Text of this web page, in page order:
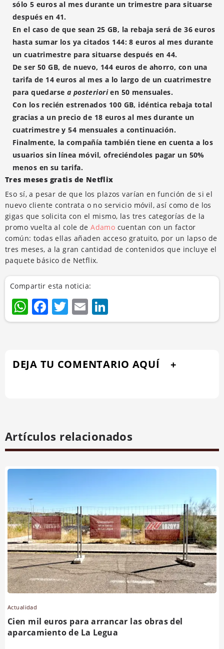
sólo 5 euros al mes durante un trimestre para situarse
después en 41.
En el caso de que sean 25 GB, la rebaja será de 36 euros
hasta sumar los ya citados 144: 8 euros al mes durante
un cuatrimestre para situarse después en 44.
De ser 50 GB, de nuevo, 144 euros de ahorro, con una
tarifa de 14 euros al mes a lo largo de un cuatrimestre
para quedarse a posteriorien 50 mensuales.
Con los recién estrenados 100 GB, idéntica rebaja total
gracias a un precio de 18 euros al mes durante un
cuatrimestre y 54 mensuales a continuación.
Finalmente, la compañía también tiene en cuenta a los
usuarios sin línea móvil, ofreciéndoles pagar un 50%
menos en su tarifa.
Tres meses gratis de Netflix
Eso sí, a pesar de que los plazos varían en función de si el
nuevo cliente contrata o no servicio móvil, así como de los
gigas que solicita con el mismo, las tres categorías de la
promo vuelta al cole deAdamo cuentan con un factor
común: todas ellas añaden acceso gratuito, por un lapso de
tres meses, a la gran cantidad de contenidos que incluye el
paquete básico de Netflix.
Compartir esta noticia:
WhatsApp
Facebook
Twitter
Email
DEJA TU COMENTARIO AQUÍ
Artículos relacionados
Actualidad
Cien mil euros para arrancar las obras del
aparcamiento de La Legua